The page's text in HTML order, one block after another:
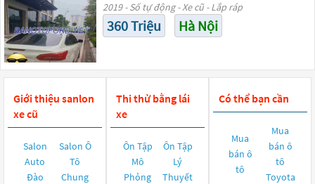
2019 - Số tự động - Xe cũ - Lắp ráp
360 Triệu Hà Nội
Giới thiệu sanlon
xe cũ
Salon
Auto
Đào
Salon Ô
Tô
Chung
Thi thử bằng lái
xe
Ôn Tập
Mô
Phỏng
Ôn Tập
Lý
Thuyết
Có thể bạn cần
Mua
bán ô
tô
Mua
bán ô
tô
Toyota